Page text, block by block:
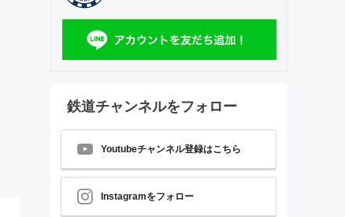
鉄道チャンネルをフォロー
Youtubeチャンネル登録はこちら
Instagramをフォロー